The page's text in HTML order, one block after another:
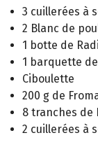
3 cuillerées à
2 Blanc de
1 botte de
1 barquette
Ciboulette
200 g de
8 tranches de
2 cuillerées à